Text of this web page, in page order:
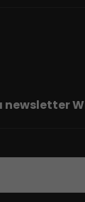
newsletter